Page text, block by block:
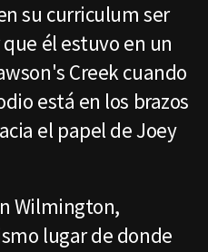
su curriculum ser
él estuvo en un
Creek cuando
está en los brazos
el papel de Joey
Wilmington,
lugar de donde